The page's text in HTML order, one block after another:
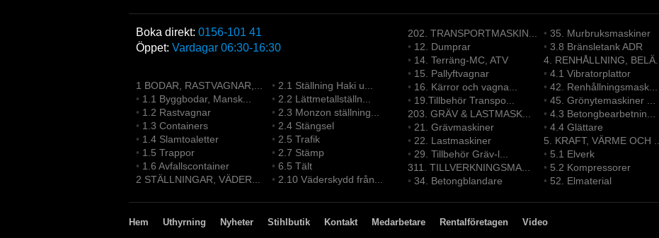
Boka direkt: 0156-101 41
Öppet: Vardagar 06:30-16:30
1 BODAR, RASTVAGNAR,...
• 1.1 Byggbodar, Mansk...
• 1.2 Rastvagnar
• 1.3 Containers
• 1.4 Slamtoaletter
• 1.5 Trappor
• 1.6 Avfallscontainer
2 STÄLLNINGAR, VÄDER...
• 2.1 Ställning Haki u...
• 2.2 Lättmetallställn...
• 2.3 Monzon ställning...
• 2.4 Stängsel
• 2.5 Trafik
• 2.7 Stämp
• 6.5 Tält
• 2.10 Väderskydd från...
202. TRANSPORTMASKIN...
• 12. Dumprar
• 14. Terräng-MC, ATV
• 15. Pallyftvagnar
• 16. Kärror och vagna...
• 19.Tillbehör Transpo...
203. GRÄV & LASTMASK...
• 21. Grävmaskiner
• 22. Lastmaskiner
• 29. Tillbehör Gräv-l...
311. TILLVERKNINGSMA...
• 34. Betongblandare
• 35. Murbruksmaskiner
• 3.8 Bränsletank ADR
4. RENHÅLLNING, BELÄ...
• 4.1 Vibratorplattor
• 42. Renhållningsmask...
• 45. Grönytemaskiner ...
• 4.3 Betongbearbetnin...
• 4.4 Glättare
5. KRAFT, VÄRME OCH ...
• 5.1 Elverk
• 5.2 Kompressorer
• 52. Elmaterial
Hem Uthyrning Nyheter Stihlbutik Kontakt Medarbetare Rentalföretagen Video